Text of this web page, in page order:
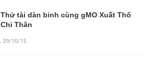
Thử tài dàn binh cùng gMO Xuất Thổ
Chi Thân
29/10/15